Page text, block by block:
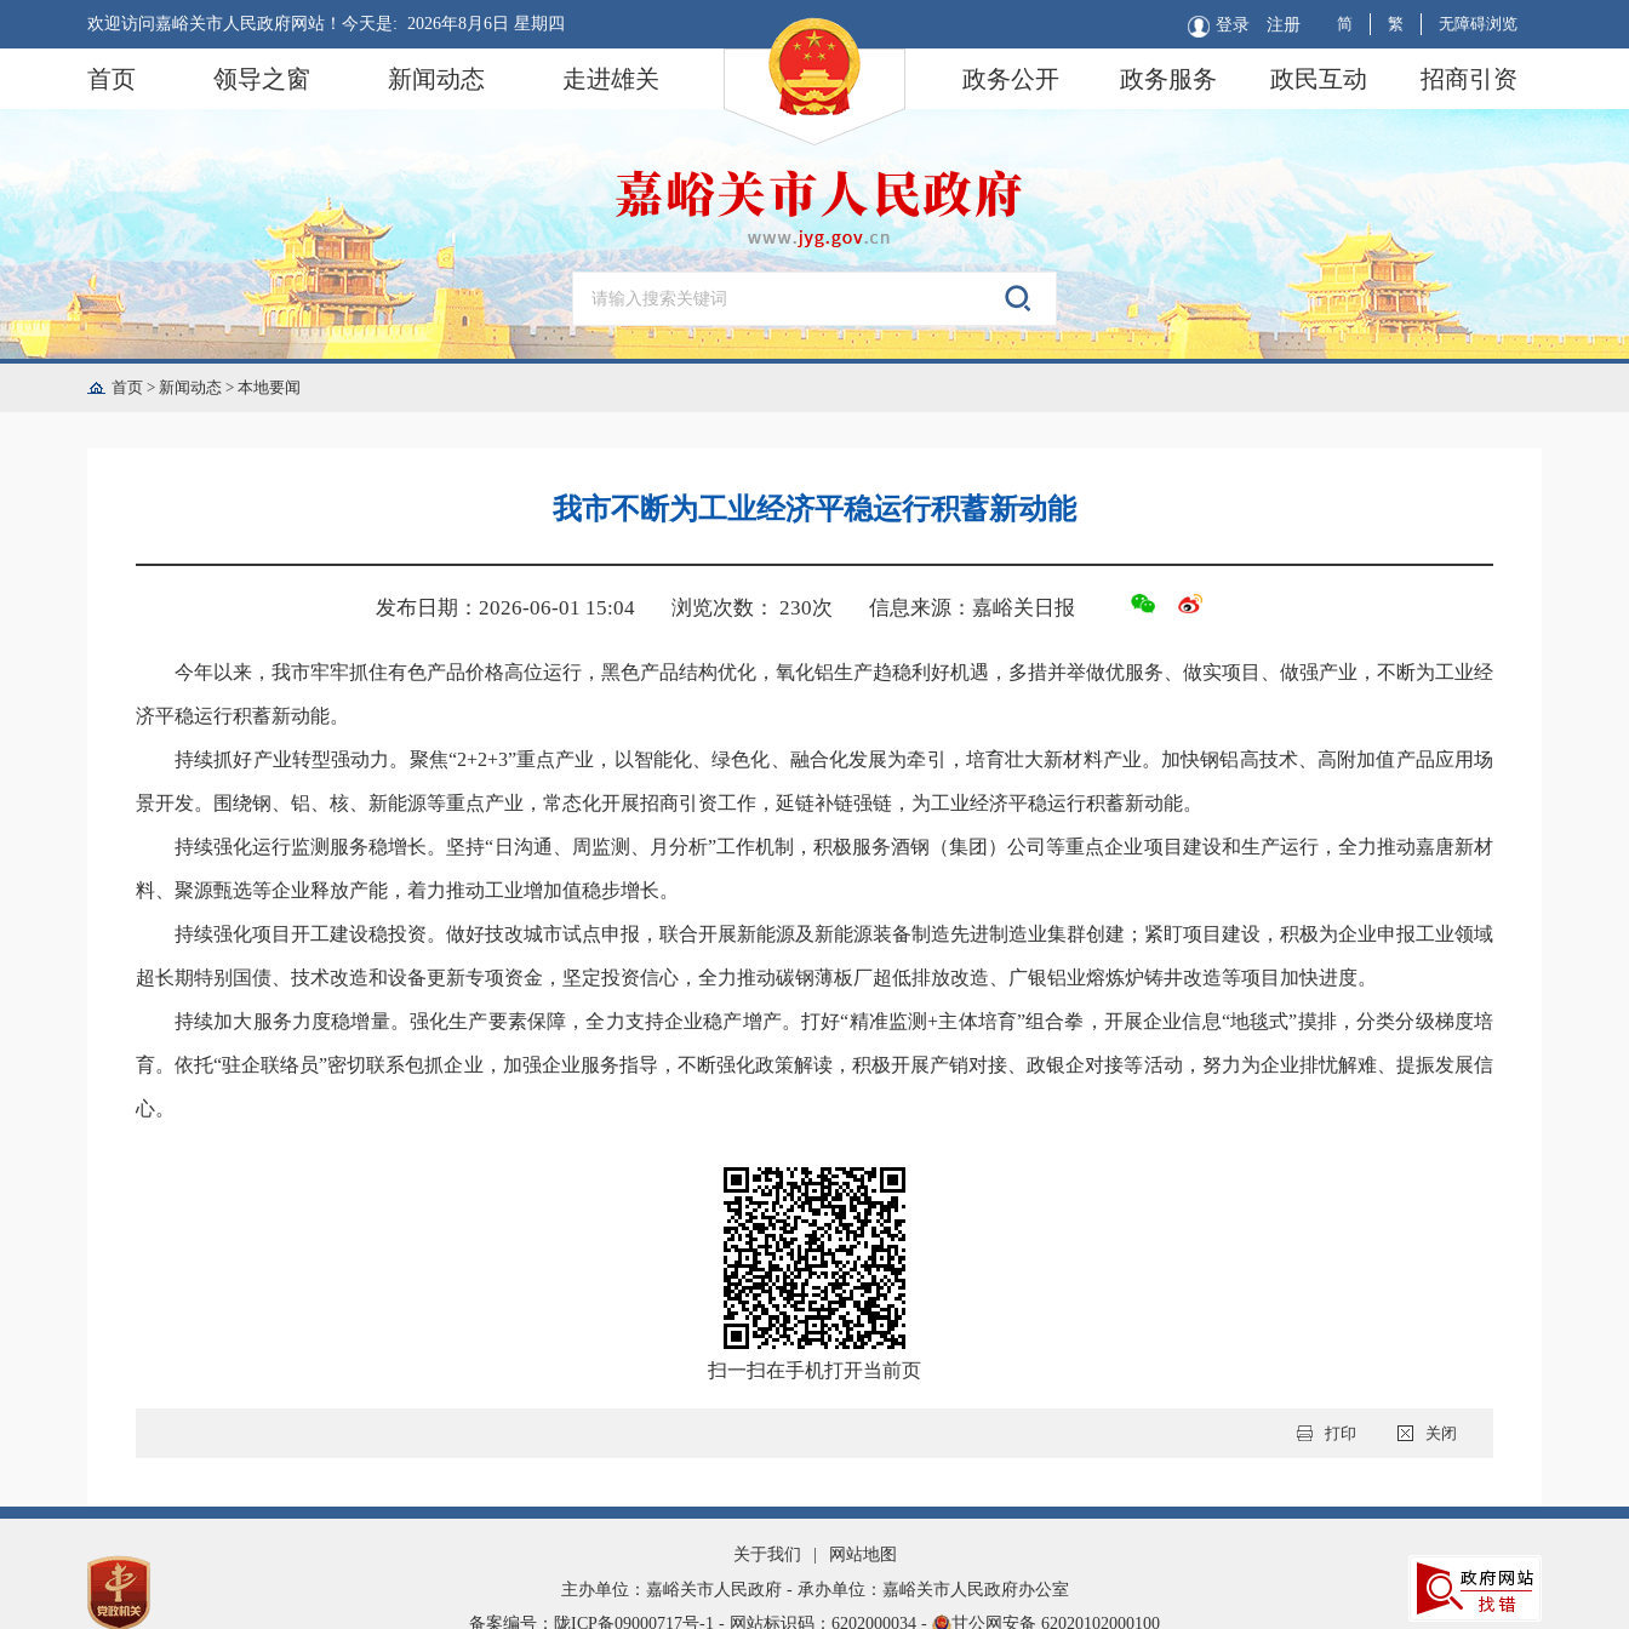
欢迎访问嘉峪关市人民政府网站！今天是: 2026年8月6日 星期四 简 繁 无障碍浏览
登录 注册
首页 领导之窗 新闻动态 走进雄关 政务公开 政务服务 政民互动 招商引资
首页 > 新闻动态 > 本地要闻
我市不断为工业经济平稳运行积蓄新动能
发布日期：2026-06-01 15:04 浏览次数： 230次 信息来源：嘉峪关日报
今年以来，我市牢牢抓住有色产品价格高位运行，黑色产品结构优化，氧化铝生产趋稳利好机遇，多措并举做优服务、做实项目、做强产业，不断为工业经
济平稳运行积蓄新动能。
持续抓好产业转型强动力。聚焦“2+2+3”重点产业，以智能化、绿色化、融合化发展为牵引，培育壮大新材料产业。加快钢铝高技术、高附加值产品应用场
景开发。围绕钢、铝、核、新能源等重点产业，常态化开展招商引资工作，延链补链强链，为工业经济平稳运行积蓄新动能。
持续强化运行监测服务稳增长。坚持“日沟通、周监测、月分析”工作机制，积极服务酒钢（集团）公司等重点企业项目建设和生产运行，全力推动嘉唐新材
料、聚源甄选等企业释放产能，着力推动工业增加值稳步增长。
持续强化项目开工建设稳投资。做好技改城市试点申报，联合开展新能源及新能源装备制造先进制造业集群创建；紧盯项目建设，积极为企业申报工业领域
超长期特别国债、技术改造和设备更新专项资金，坚定投资信心，全力推动碳钢薄板厂超低排放改造、广银铝业熔炼炉铸井改造等项目加快进度。
持续加大服务力度稳增量。强化生产要素保障，全力支持企业稳产增产。打好“精准监测+主体培育”组合拳，开展企业信息“地毯式”摸排，分类分级梯度培
育。依托“驻企联络员”密切联系包抓企业，加强企业服务指导，不断强化政策解读，积极开展产销对接、政银企对接等活动，努力为企业排忧解难、提振发展信
心。
扫一扫在手机打开当前页
打印 关闭
关于我们
网站地图
主办单位：嘉峪关市人民政府 - 承办单位：嘉峪关市人民政府办公室
备案编号：陇ICP备09000717号-1 - 网站标识码：6202000034 - 甘公网安备 62020102000100